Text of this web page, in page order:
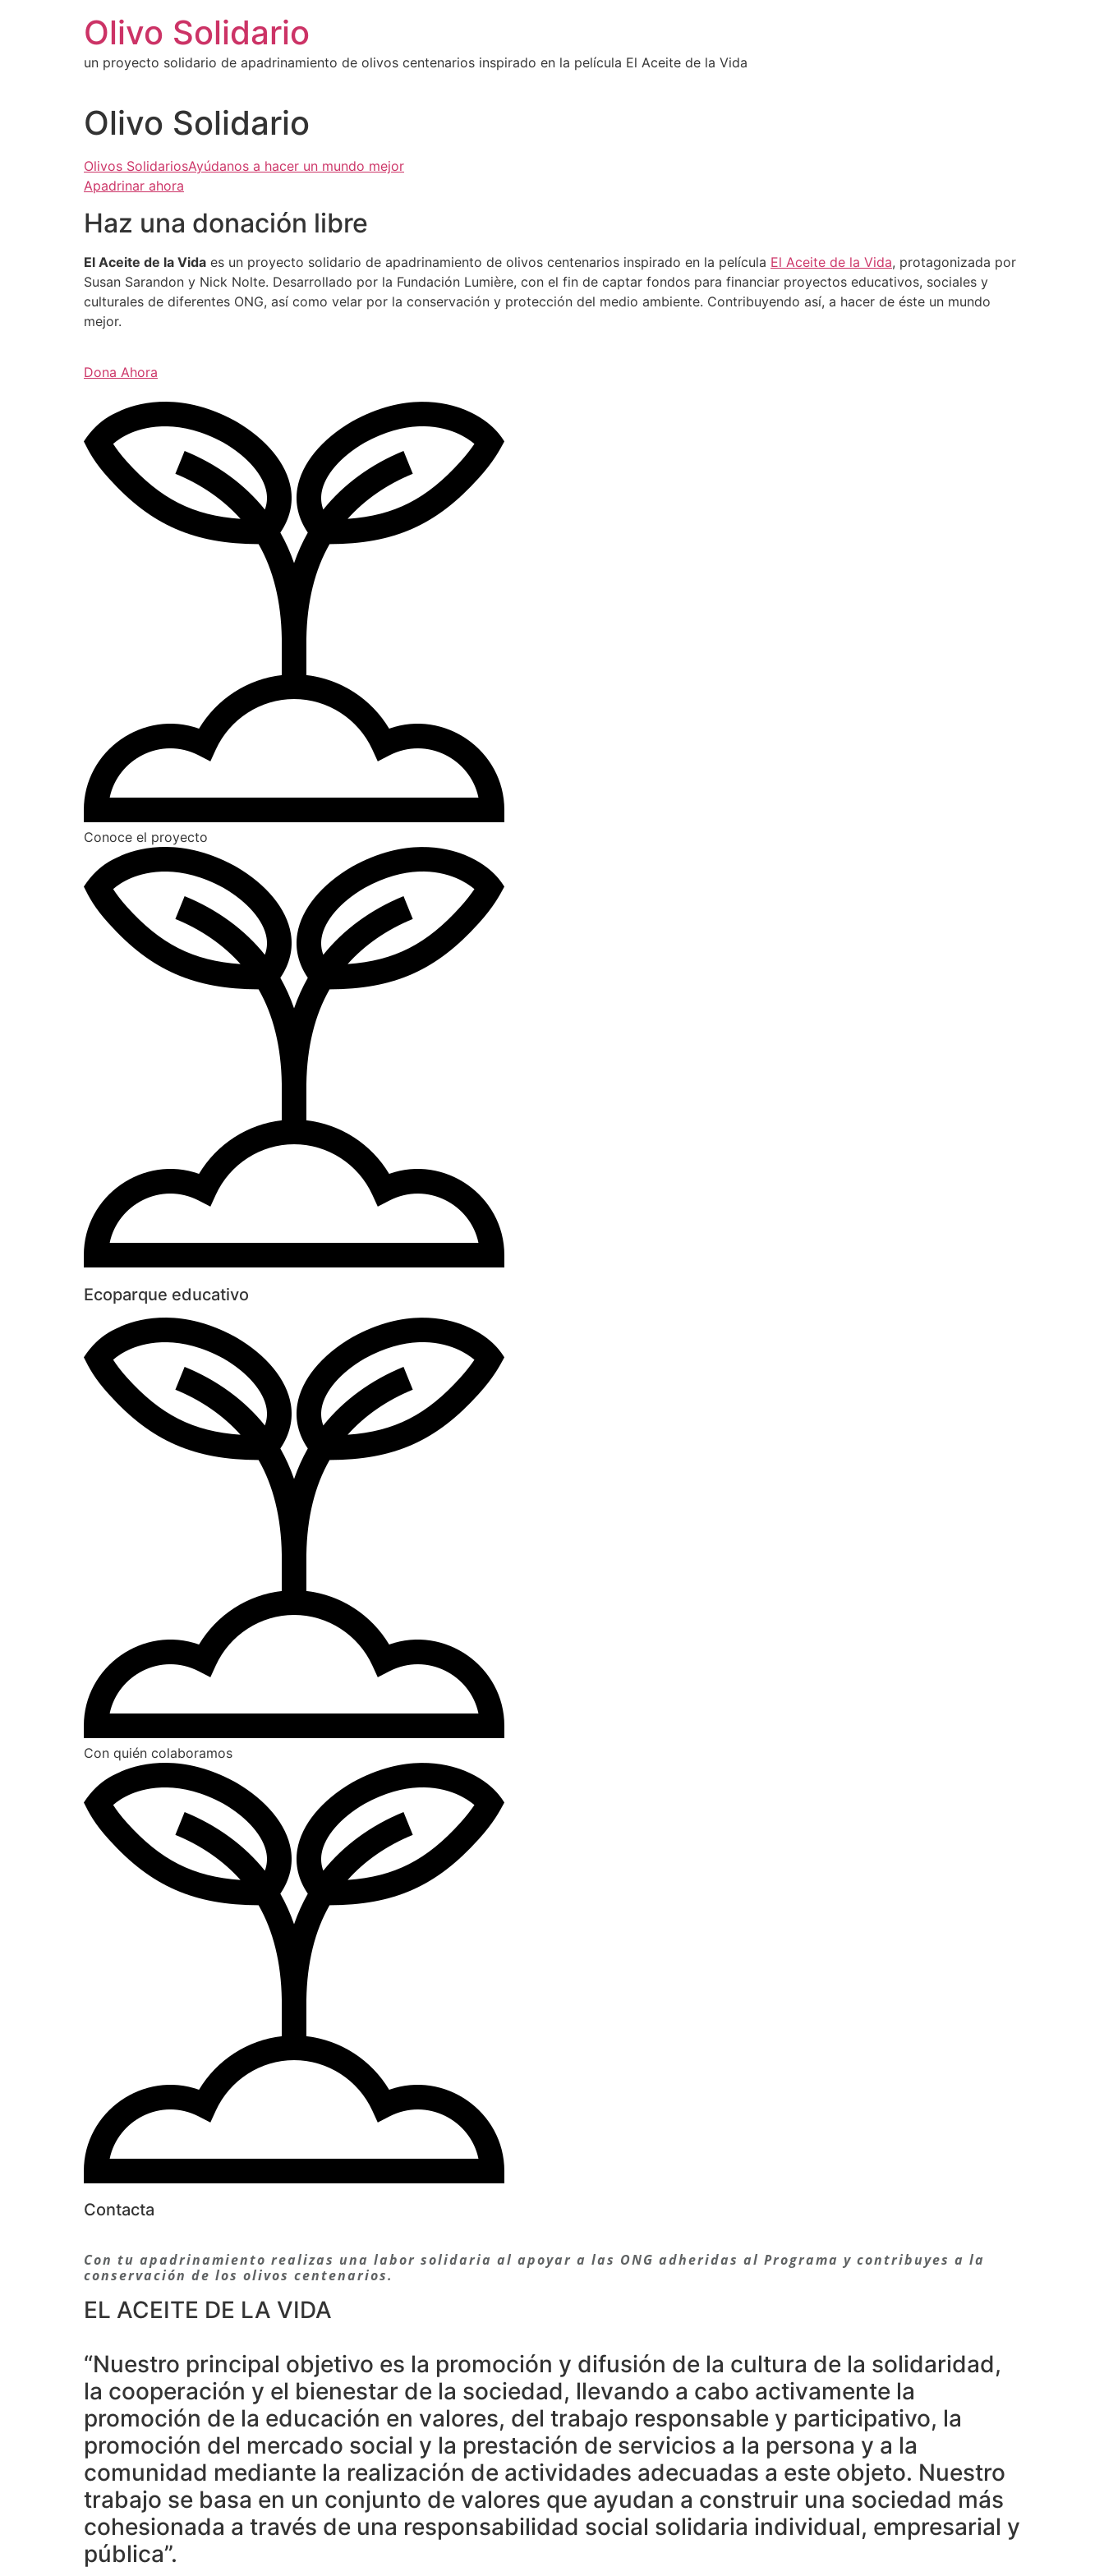
Olivo Solidario
un proyecto solidario de apadrinamiento de olivos centenarios inspirado en la película El Aceite de la Vida
Olivo Solidario
Olivos SolidariosAyúdanos a hacer un mundo mejor
Apadrinar ahora
Haz una donación libre
El Aceite de la Vida es un proyecto solidario de apadrinamiento de olivos centenarios inspirado en la película El Aceite de la Vida, protagonizada por
Susan Sarandon y Nick Nolte. Desarrollado por la Fundación Lumière, con el fin de captar fondos para financiar proyectos educativos, sociales y
culturales de diferentes ONG, así como velar por la conservación y protección del medio ambiente. Contribuyendo así, a hacer de éste un mundo
mejor.
Dona Ahora
Conoce el proyecto
Ecoparque educativo
Con quién colaboramos
Contacta
Con tu apadrinamiento realizas una labor solidaria al apoyar a las ONG adheridas al Programa y contribuyes a la
conservación de los olivos centenarios.
EL ACEITE DE LA VIDA
“Nuestro principal objetivo es la promoción y difusión de la cultura de la solidaridad,
la cooperación y el bienestar de la sociedad, llevando a cabo activamente la
promoción de la educación en valores, del trabajo responsable y participativo, la
promoción del mercado social y la prestación de servicios a la persona y a la
comunidad mediante la realización de actividades adecuadas a este objeto. Nuestro
trabajo se basa en un conjunto de valores que ayudan a construir una sociedad más
cohesionada a través de una responsabilidad social solidaria individual, empresarial y
pública”.